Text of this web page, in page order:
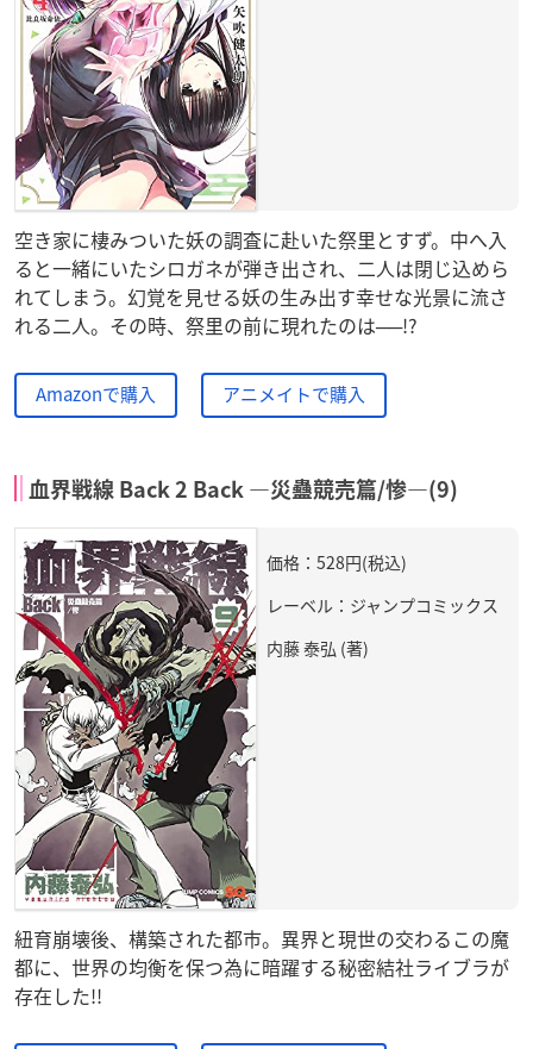
空き家に棲みついた妖の調査に赴いた祭里とすず。中へ入
ると一緒にいたシロガネが弾き出され、二人は閉じ込めら
れてしまう。幻覚を見せる妖の生み出す幸せな光景に流さ
れる二人。その時、祭里の前に現れたのは──!?
Amazonで購入 アニメイトで購入
血界戦線 Back 2 Back ―災蠱競売篇/惨―(9)
価格：528円(税込)
レーベル：ジャンプコミックス
内藤 泰弘 (著)
紐育崩壊後、構築された都市。異界と現世の交わるこの魔
都に、世界の均衡を保つ為に暗躍する秘密結社ライブラが
存在した!!